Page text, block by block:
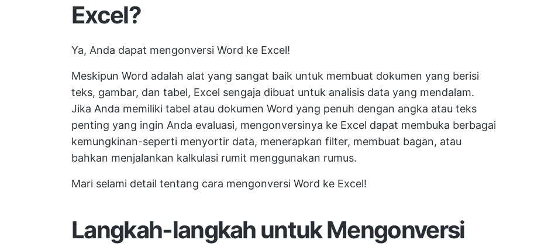
Excel?
Ya, Anda dapat mengonversi Word ke Excel!
Meskipun Word adalah alat yang sangat baik untuk membuat dokumen yang berisi
teks, gambar, dan tabel, Excel sengaja dibuat untuk analisis data yang mendalam.
Jika Anda memiliki tabel atau dokumen Word yang penuh dengan angka atau teks
penting yang ingin Anda evaluasi, mengonversinya ke Excel dapat membuka berbagai
kemungkinan-seperti menyortir data, menerapkan filter, membuat bagan, atau
bahkan menjalankan kalkulasi rumit menggunakan rumus.
Mari selami detail tentang cara mengonversi Word ke Excel!
Langkah-langkah untuk Mengonversi